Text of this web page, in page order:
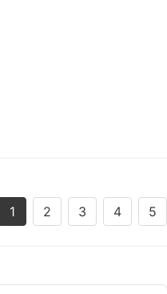
1 2 3 4 5